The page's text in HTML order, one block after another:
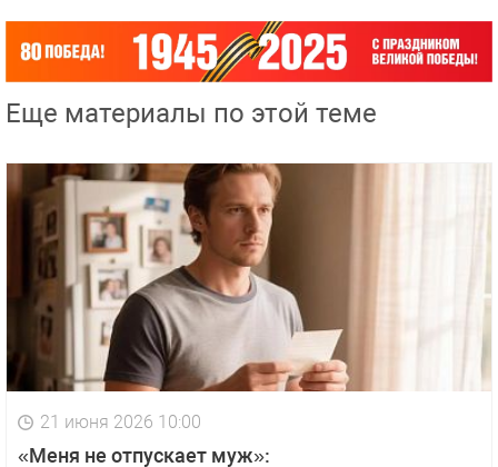
Еще материалы по этой теме
21 июня 2026 10:00
«Меня не отпускает муж»: